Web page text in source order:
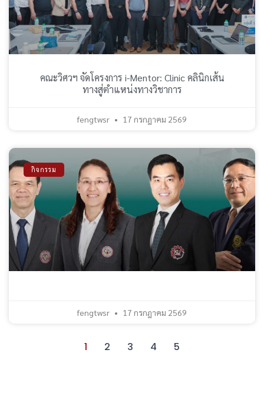
คณะวิศวฯ จัดโครงการ i-Mentor: Clinic คลินิกเส้น
ทางสู่ตำแหน่งทางวิชาการ
fengtwsr 17 กรกฎาคม 2569
กิจกรรม
fengtwsr 17 กรกฎาคม 2569
1 2 3 4 5